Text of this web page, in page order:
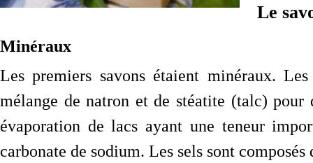
Le
Minéraux
Les premiers savons étaient minéraux.
mélange de natron et de stéatite (talc) pour
évaporation de lacs ayant une teneur
carbonate de sodium. Les sels sont